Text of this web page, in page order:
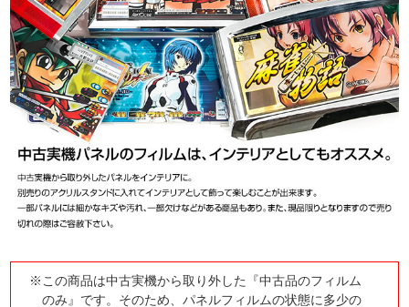
※この商品は中古実機から取り外した『中古品のフィルム
のみ』です。そのため、パネルフィルムの状態に多少の